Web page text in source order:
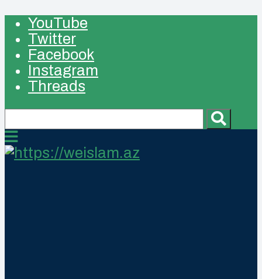
YouTube
Twitter
Facebook
Instagram
Threads